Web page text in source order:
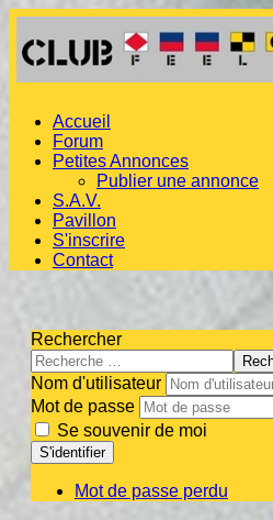
Accueil
Forum
Petites Annonces
Publier une annonce
S.A.V.
Pavillon
S'inscrire
Contact
Rechercher
Nom d'utilisateur
Mot de passe
Se souvenir de moi
S'identifier
Mot de passe perdu